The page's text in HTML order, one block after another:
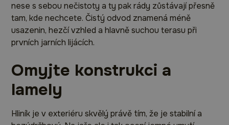
nese s sebou nečistoty a ty pak rády zůstávají přesně
tam, kde nechcete. Čistý odvod znamená méně
usazenin, hezčí vzhled a hlavně suchou terasu při
prvních jarních lijácích.
Omyjte konstrukci a
lamely
Hliník je v exteriéru skvělý právě tím, že je stabilní a